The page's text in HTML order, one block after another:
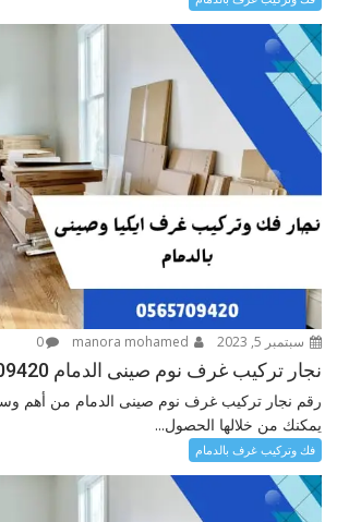
سبتمبر 5, 2023 0
نجار تركيب غرف نوم صينى الدمام 0565709420
رقم نجار تركيب غرف نوم صينى الدمام من أهم
يمكنك من خلالها الحصول...
فك وتركيب غرف بالدمام